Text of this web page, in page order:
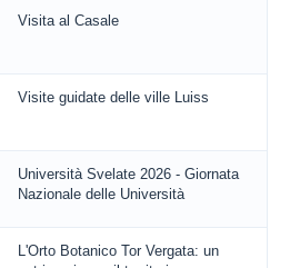
Visita al Casale
Visite guidate delle ville Luiss
Università Svelate 2026 - Giornata
Nazionale delle Università
L'Orto Botanico Tor Vergata: un